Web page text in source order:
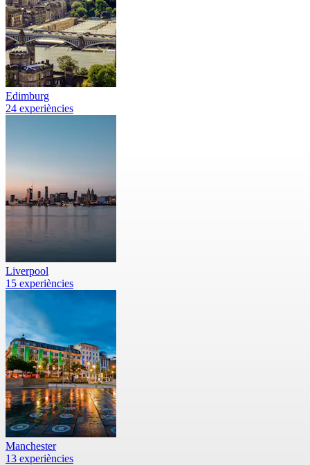
Edimburg
24 experiències
Liverpool
15 experiències
Manchester
13 experiències